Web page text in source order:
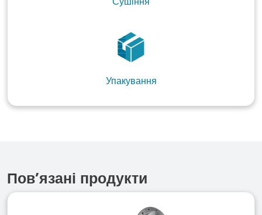
Упакування
Пов’язані продукти